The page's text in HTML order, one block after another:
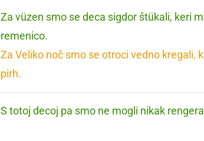
Za vüzen smo se deca sigdor štükali, keri
remenico.
Za Veliko noč smo se otroci vedno kregali,
pirh.
S totoj decoj pa smo ne mogli nikak